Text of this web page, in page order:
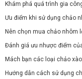
Khám phá quá trình gia
Ưu điểm khi sử dụng chảo
Nên chọn mua chảo nhôm
Đánh giá ưu nhược điểm
Mách bạn các loại chảo
Hướng dẫn cách sử dụng